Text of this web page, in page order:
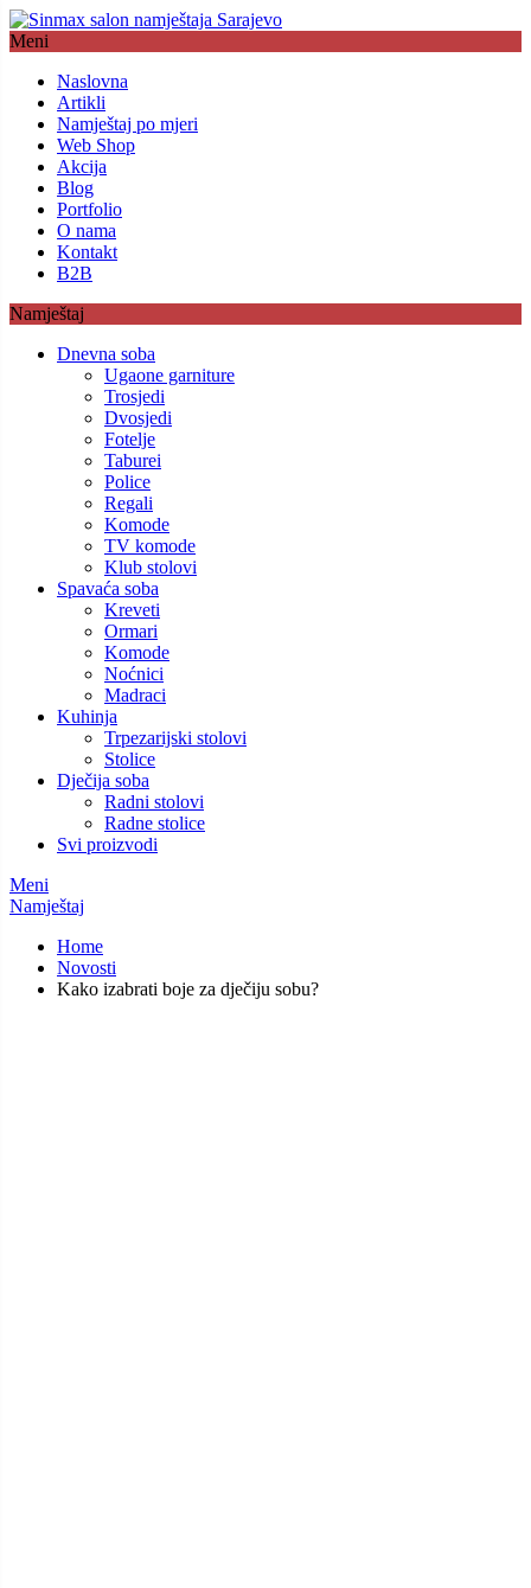
Meni
Naslovna
Artikli
Namještaj po mjeri
Web Shop
Akcija
Blog
Portfolio
O nama
Kontakt
B2B
Namještaj
Dnevna soba
Ugaone garniture
Trosjedi
Dvosjedi
Fotelje
Taburei
Police
Regali
Komode
TV komode
Klub stolovi
Spavaća soba
Kreveti
Ormari
Komode
Noćnici
Madraci
Kuhinja
Trpezarijski stolovi
Stolice
Dječija soba
Radni stolovi
Radne stolice
Svi proizvodi
Meni
Namještaj
Home
Novosti
Kako izabrati boje za dječiju sobu?